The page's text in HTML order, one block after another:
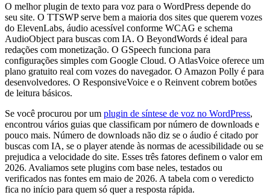
O melhor plugin de texto para voz para o WordPress depende do
seu site. O TTSWP serve bem a maioria dos sites que querem vozes
do ElevenLabs, áudio acessível conforme WCAG e schema
AudioObject para buscas com IA. O BeyondWords é ideal para
redações com monetização. O GSpeech funciona para
configurações simples com Google Cloud. O AtlasVoice oferece um
plano gratuito real com vozes do navegador. O Amazon Polly é para
desenvolvedores. O ResponsiveVoice e o Reinvent cobrem botões
de leitura básicos.
Se você procurou por um plugin de síntese de voz no WordPress,
encontrou vários guias que classificam por número de downloads e
pouco mais. Número de downloads não diz se o áudio é citado por
buscas com IA, se o player atende às normas de acessibilidade ou se
prejudica a velocidade do site. Esses três fatores definem o valor em
2026. Avaliamos sete plugins com base neles, testados ou
verificados nas fontes em maio de 2026. A tabela com o veredicto
fica no início para quem só quer a resposta rápida.